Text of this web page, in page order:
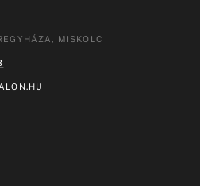
MISKOLC